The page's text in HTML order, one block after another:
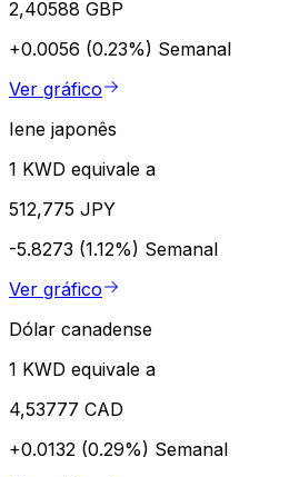
2,40588 GBP
+0.0056 (0.23%) Semanal
Ver gráfico
Iene japonês
1 KWD equivale a
512,775 JPY
-5.8273 (1.12%) Semanal
Ver gráfico
Dólar canadense
1 KWD equivale a
4,53777 CAD
+0.0132 (0.29%) Semanal